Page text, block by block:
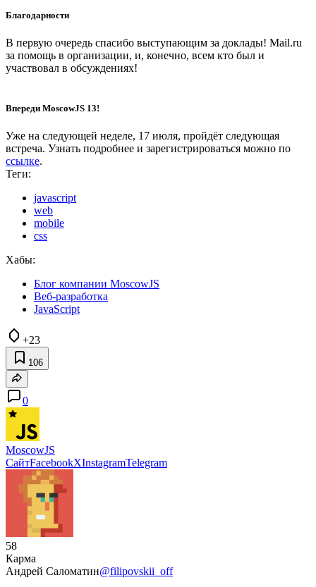
Благодарности
В первую очередь спасибо выступающим за доклады! Mail.ru
за помощь в организации, и, конечно, всем кто был и
участвовал в обсуждениях!
Впереди MoscowJS 13!
Уже на следующей неделе, 17 июля, пройдёт следующая
встреча. Узнать подробнее и зарегистрироваться можно по
ссылке.
Теги:
javascript
web
mobile
css
Хабы:
Блог компании MoscowJS
Веб-разработка
JavaScript
+23
106
0
MoscowJS
СайтFacebookXInstagramTelegram
58
Карма
Андрей Саломатин@filipovskii_off